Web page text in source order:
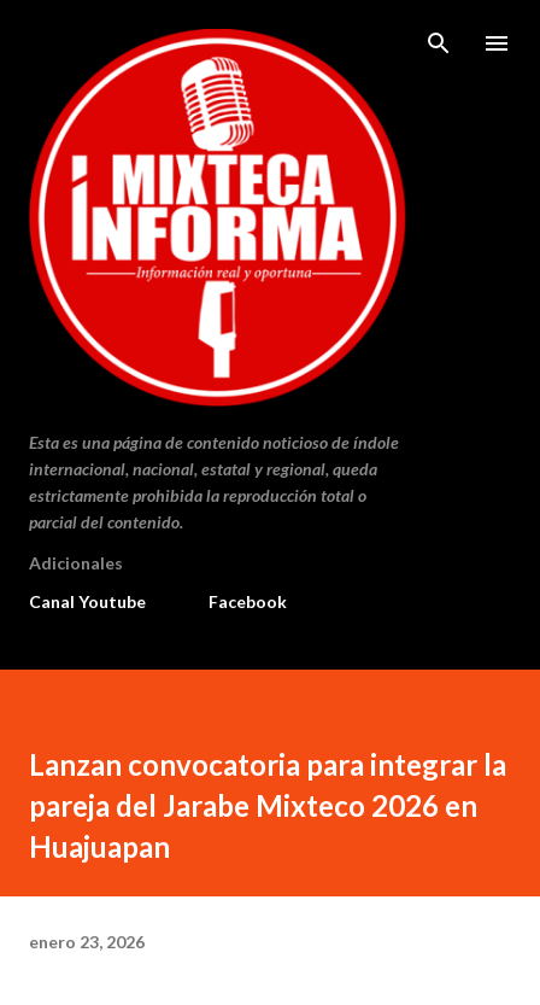
Ir al contenido principal
Esta es una página de contenido noticioso de índole
internacional, nacional, estatal y regional, queda
estrictamente prohibida la reproducción total o
parcial del contenido.
Adicionales
Canal Youtube
Facebook
Lanzan convocatoria para integrar la
pareja del Jarabe Mixteco 2026 en
Huajuapan
enero 23, 2026